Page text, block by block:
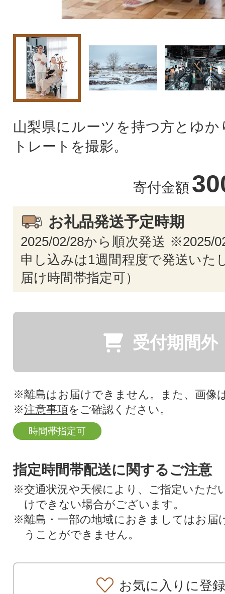
山梨県にルーツを持つ方とゆ
トレートを撮影。
寄付金額
お礼品発送予定時期
2025/02/28から順次発送 ※2025/
申し込みは1週間程度で発送いた
届け時間帯指定可）
受付期間外
※離島はお届けできません。また、画像
※注意事項をご確認ください。
時間帯指定可
指定時間帯配送に関するご注意
※交通状況や天候により、ご指定いただ
けできない場合がございます。
※離島・一部の地域におきましてはお届
うことができません。
お気に入りに登録